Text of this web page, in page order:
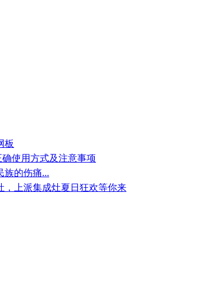
板
使用方式及注意事项
族的伤痛...
，上派集成灶夏日狂欢等你来